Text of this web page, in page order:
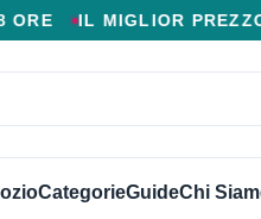
CONSEGNA VELOCE IN
IL MIGLIOR PREZZO
CategorieGuideChi